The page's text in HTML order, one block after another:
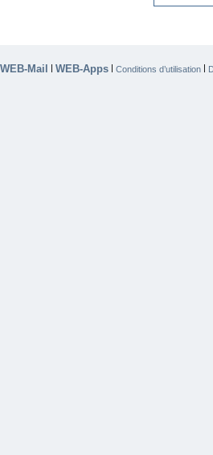
WEB-Mail | WEB-Apps | Conditions d’utilisation |